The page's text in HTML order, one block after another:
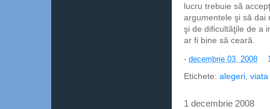
lucru trebuie să
argumentele şi să dai
şi de dificultăţile de a
ar fi bine să ceară.
- decembrie 03, 2008
Etichete: alegeri
1 decembrie 2008